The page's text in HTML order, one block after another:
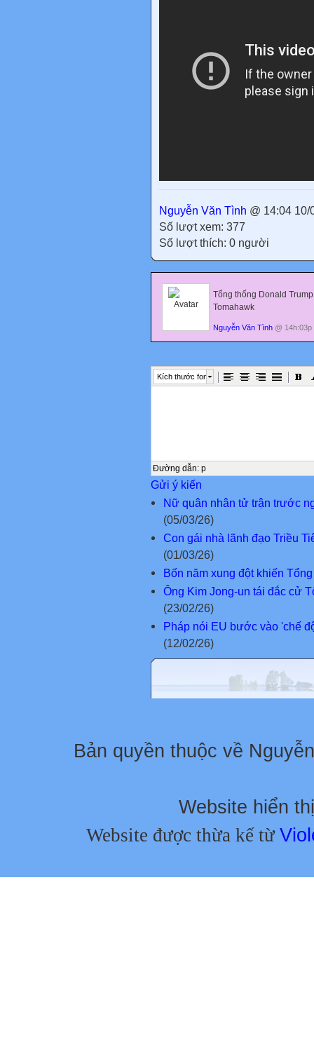
Nguyễn Văn Tình @ 14:04 10/
Số lượt xem: 377
Số lượt thích: 0 người
Tổng thống Donald
Tomahawk
Nguyễn Văn Tình @ 14h:03p
Kích thước font
Đường dẫn: p
Gửi ý kiến
Nữ quân nhân tử trận trước
(05/03/26)
Con gái nhà lãnh đạo Triều
(01/03/26)
Bốn năm xung đột khiến
Ông Kim Jong-un tái đắc cử
(23/02/26)
Pháp nói EU bước vào 'chế
(12/02/26)
Bản quyền thuộc về
Website hiển
Website được thừa kế từ